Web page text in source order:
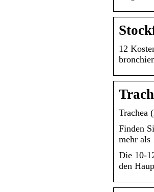
12
Trachea
Finden
mehr
Die 10-
den